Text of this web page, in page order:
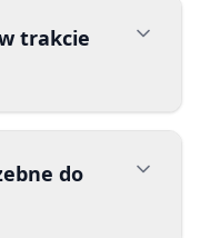
trakcie
do